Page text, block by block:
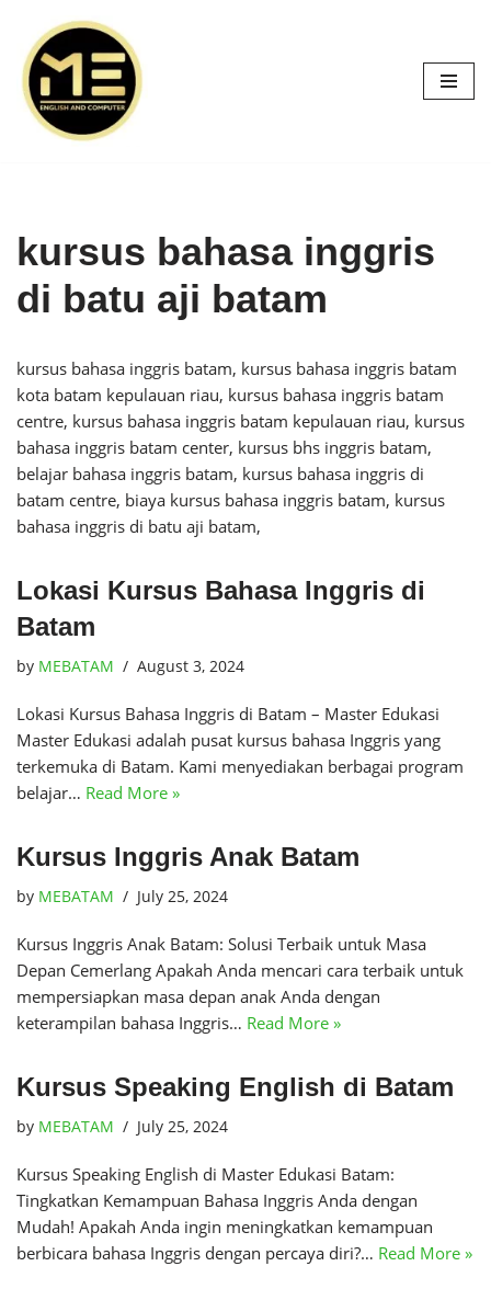
Skip
to
content
kursus bahasa inggris
di batu aji batam
kursus bahasa inggris batam, kursus bahasa inggris batam
kota batam kepulauan riau, kursus bahasa inggris batam
centre, kursus bahasa inggris batam kepulauan riau, kursus
bahasa inggris batam center, kursus bhs inggris batam,
belajar bahasa inggris batam, kursus bahasa inggris di
batam centre, biaya kursus bahasa inggris batam, kursus
bahasa inggris di batu aji batam,
Lokasi Kursus Bahasa Inggris di
Batam
by MEBATAM August 3, 2024
Lokasi Kursus Bahasa Inggris di Batam – Master Edukasi
Master Edukasi adalah pusat kursus bahasa Inggris yang
terkemuka di Batam. Kami menyediakan berbagai program
belajar… Read More »
Kursus Inggris Anak Batam
by MEBATAM July 25, 2024
Kursus Inggris Anak Batam: Solusi Terbaik untuk Masa
Depan Cemerlang Apakah Anda mencari cara terbaik untuk
mempersiapkan masa depan anak Anda dengan
keterampilan bahasa Inggris… Read More »
Kursus Speaking English di Batam
by MEBATAM July 25, 2024
Kursus Speaking English di Master Edukasi Batam:
Tingkatkan Kemampuan Bahasa Inggris Anda dengan
Mudah! Apakah Anda ingin meningkatkan kemampuan
berbicara bahasa Inggris dengan percaya diri?… Read More »